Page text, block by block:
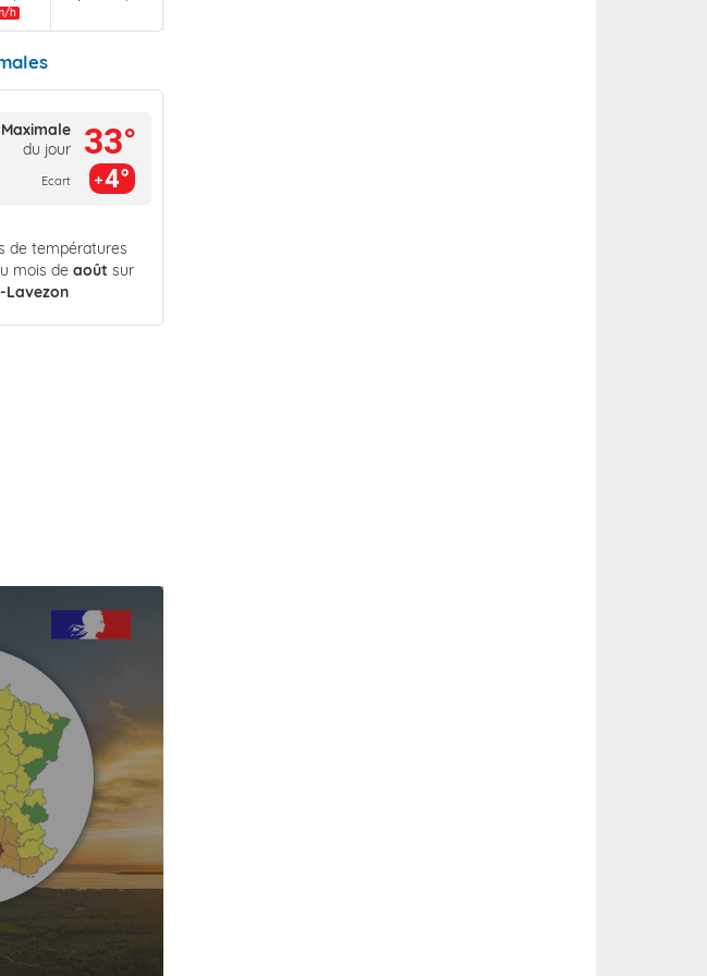
h
Maximale
du jour
Ecart
33°
4°
de températures
mois de août sur
Lavezon